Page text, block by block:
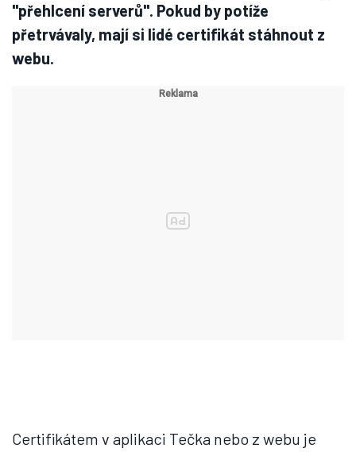
"přehlcení serverů". Pokud by potíže
přetrvávaly, mají si lidé certifikát stáhnout z
webu.
Certifikátem v aplikaci Tečka nebo z webu je